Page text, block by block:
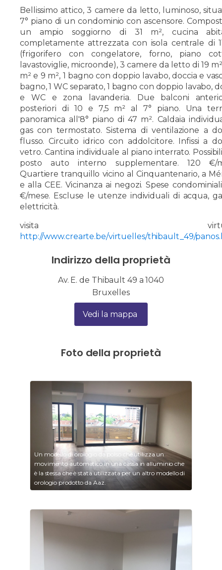
Bellissimo attico, 3 camere da letto, luminoso,
7° piano di un condominio con ascensore.
un ampio soggiorno di 31 m², cucina
completamente attrezzata con isola centrale di
(frigorifero con congelatore, forno, piano
lavastoviglie, microonde), 3 camere da letto di 19
m² e 9 m², 1 bagno con doppio lavabo, doccia e
bagno, 1 WC separato, 1 bagno con doppio lavabo,
e WC e zona lavanderia. Due balconi
posteriori di 10 e 7,5 m² al 7° piano. Una
panoramica all'8° piano di 47 m². Caldaia
gas con termostato. Sistema di ventilazione a
flusso. Circuito idrico con addolcitore. Infissi a
vetro. Cantina individuale al piano interrato.
posto auto interno supplementare. 120 €/
Quartiere tranquillo vicino al Cinquantenario, a
e alla CEE. Vicinanza ai negozi. Spese
€/mese. Escluse le utenze individuali di acqua,
elettricità.
visita
http://www.crearte.be/virtuelles/thibault_49/
Indirizzo della proprietà
Av. E. de Thibault 49 a 1040
Bruxelles
Vedi la mappa
Foto della proprietà
Un modello di orologio da polso che utilizza un
movimento automatico in una cassa in alluminio che
è la stessa che è stata utilizzata per un altro modello di
orologio prodotto da Aaz.